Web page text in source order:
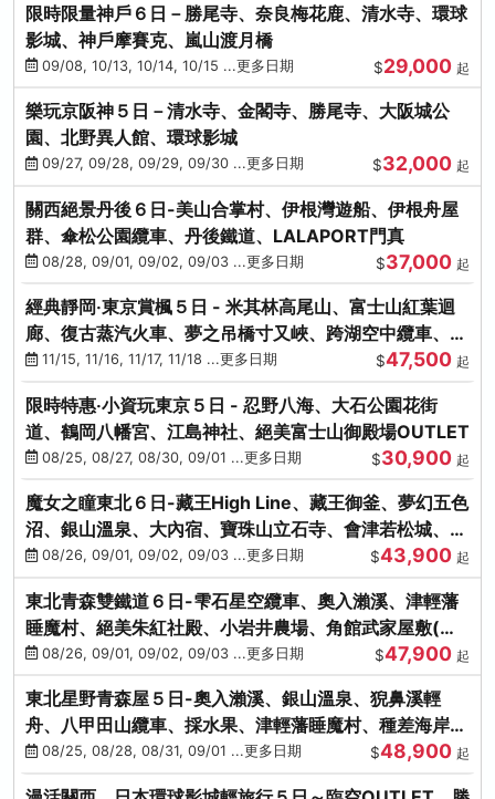
限時限量神戶６日－勝尾寺、奈良梅花鹿、清水寺、環球
影城、神戶摩賽克、嵐山渡月橋
09/08, 10/13, 10/14, 10/15 ...更多日期 $29,000 起
樂玩京阪神５日－清水寺、金閣寺、勝尾寺、大阪城公
園、北野異人館、環球影城
09/27, 09/28, 09/29, 09/30 ...更多日期 $32,000 起
關西絕景丹後６日-美山合掌村、伊根灣遊船、伊根舟屋
群、傘松公園纜車、丹後鐵道、LALAPORT門真
08/28, 09/01, 09/02, 09/03 ...更多日期 $37,000 起
經典靜岡‧東京賞楓５日 - 米其林高尾山、富士山紅葉迴
廊、復古蒸汽火車、夢之吊橋寸又峽、跨湖空中纜車、抹
茶體驗、三溪園
11/15, 11/16, 11/17, 11/18 ...更多日期 $47,500 起
限時特惠‧小資玩東京５日 - 忍野八海、大石公園花街
道、鶴岡八幡宮、江島神社、絕美富士山御殿場OUTLET
08/25, 08/27, 08/30, 09/01 ...更多日期 $30,900 起
魔女之瞳東北６日-藏王High Line、藏王御釜、夢幻五色
沼、銀山溫泉、大內宿、寶珠山立石寺、會津若松城、燒
肉吃到飽
08/26, 09/01, 09/02, 09/03 ...更多日期 $43,900 起
東北青森雙鐵道６日-雫石星空纜車、奧入瀨溪、津輕藩
睡魔村、絕美朱紅社殿、小岩井農場、角館武家屋敷(不
進免稅店)
08/26, 09/01, 09/02, 09/03 ...更多日期 $47,900 起
東北星野青森屋５日-奧入瀨溪、銀山溫泉、猊鼻溪輕
舟、八甲田山纜車、採水果、津輕藩睡魔村、種差海岸、
法式料理(不進免稅店)
08/25, 08/28, 08/31, 09/01 ...更多日期 $48,900 起